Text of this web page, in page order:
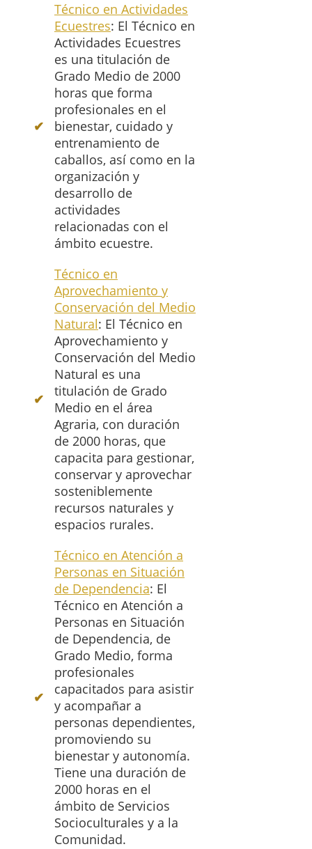
Técnico en Actividades
Ecuestres: El Técnico en
Actividades Ecuestres
es una titulación de
Grado Medio de 2000
horas que forma
profesionales en el
bienestar, cuidado y
entrenamiento de
caballos, así como en la
organización y
desarrollo de
actividades
relacionadas con el
ámbito ecuestre.
Técnico en
Aprovechamiento y
Conservación del Medio
Natural: El Técnico en
Aprovechamiento y
Conservación del Medio
Natural es una
titulación de Grado
Medio en el área
Agraria, con duración
de 2000 horas, que
capacita para gestionar,
conservar y aprovechar
sosteniblemente
recursos naturales y
espacios rurales.
Técnico en Atención a
Personas en Situación
de Dependencia: El
Técnico en Atención a
Personas en Situación
de Dependencia, de
Grado Medio, forma
profesionales
capacitados para asistir
y acompañar a
personas dependientes,
promoviendo su
bienestar y autonomía.
Tiene una duración de
2000 horas en el
ámbito de Servicios
Socioculturales y a la
Comunidad.